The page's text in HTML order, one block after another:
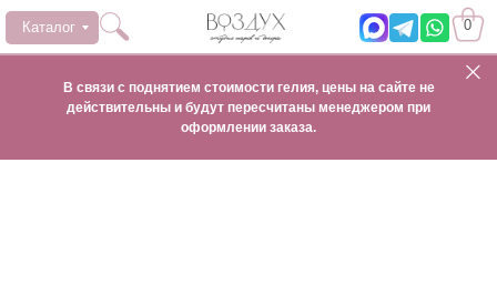
0
Каталог
В связи с поднятием стоимости гелия, цены на сайте не
действительны и будут пересчитаны менеджером при
оформлении заказа.